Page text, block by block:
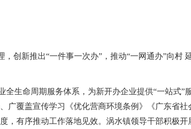
，创新推出“一件事一次办” ，推动“一网通办”向村
全生命周期服务体系，为新开办企业提供“一站式”
广覆盖宣传学习《优化营商环境条例》《广东省社
，有序推动工作落地见效。涡水镇领导干部积极